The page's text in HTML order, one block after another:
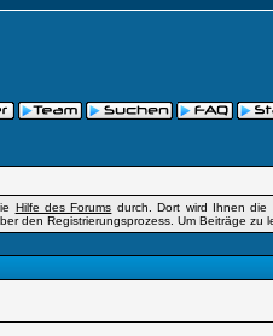
Hilfe des Forums durch. Dort wird Ihnen die
den Registrierungsprozess. Um Beiträge